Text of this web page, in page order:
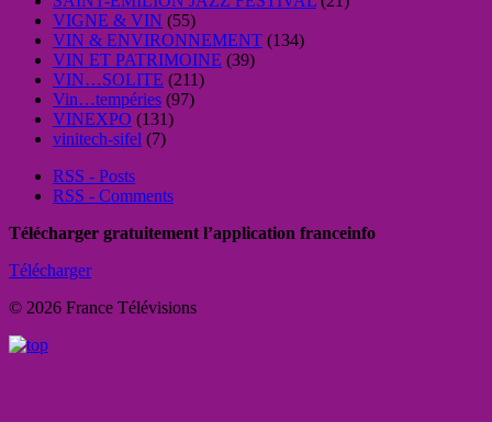
VIGNE & VIN (55)
VIN & ENVIRONNEMENT (134)
VIN ET PATRIMOINE (39)
VIN…SOLITE (211)
Vin…tempéries (97)
VINEXPO (131)
vinitech-sifel (7)
RSS - Posts
RSS - Comments
Télécharger gratuitement l’application franceinfo
Télécharger
© 2026 France Télévisions